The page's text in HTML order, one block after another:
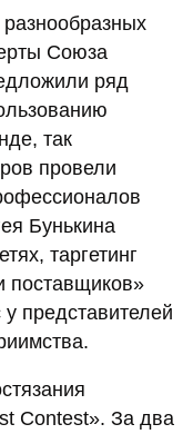
Союза
ряд
так
провели
Бунькина
таргетинг
поставщиков»
представителей
Contest». За два